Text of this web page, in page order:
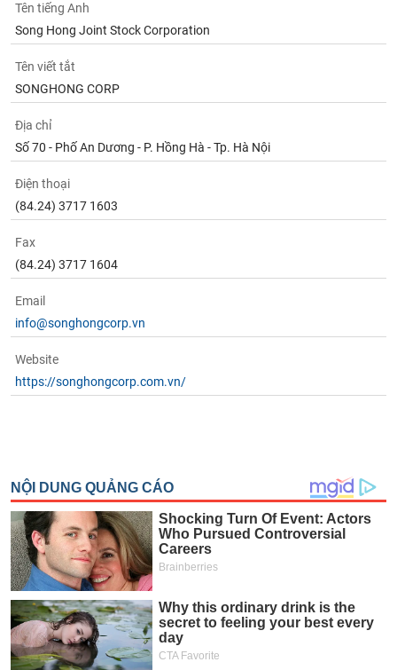
Tên tiếng Anh
Song Hong Joint Stock Corporation
Tên viết tắt
SONGHONG CORP
Địa chỉ
Số 70 - Phố An Dương - P. Hồng Hà - Tp. Hà Nội
Điện thoại
(84.24) 3717 1603
Fax
(84.24) 3717 1604
Email
info@songhongcorp.vn
Website
https://songhongcorp.com.vn/